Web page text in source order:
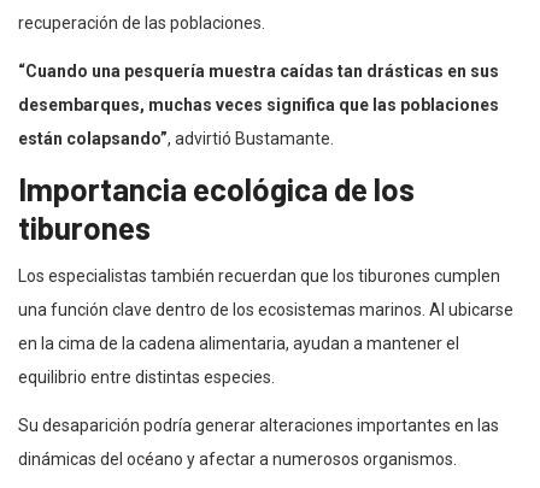
recuperación de las poblaciones.
“Cuando una pesquería muestra caídas tan drásticas en sus
desembarques, muchas veces significa que las poblaciones
están colapsando”, advirtió Bustamante.
Importancia ecológica de los
tiburones
Los especialistas también recuerdan que los tiburones cumplen
una función clave dentro de los ecosistemas marinos. Al ubicarse
en la cima de la cadena alimentaria, ayudan a mantener el
equilibrio entre distintas especies.
Su desaparición podría generar alteraciones importantes en las
dinámicas del océano y afectar a numerosos organismos.